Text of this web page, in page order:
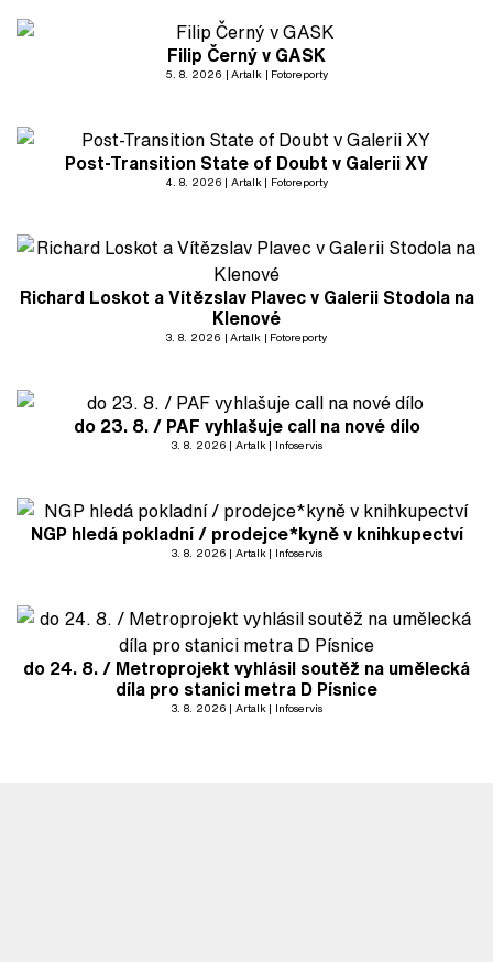
Filip Černý v GASK
5. 8. 2026 Artalk Fotoreporty
Post-Transition State of Doubt v Galerii XY
4. 8. 2026 Artalk Fotoreporty
Richard Loskot a Vítězslav Plavec v Galerii Stodola na
Klenové
3. 8. 2026 Artalk Fotoreporty
do 23. 8. / PAF vyhlašuje call na nové dílo
3. 8. 2026 Artalk Infoservis
NGP hledá pokladní / prodejce*kyně v knihkupectví
3. 8. 2026 Artalk Infoservis
do 24. 8. / Metroprojekt vyhlásil soutěž na umělecká
díla pro stanici metra D Písnice
3. 8. 2026 Artalk Infoservis